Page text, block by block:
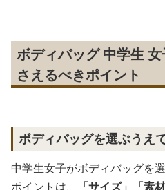
ボディバッグ 中学生
さえるべきポイント
ボディバッグを選ぶうえ
中学生女子がボディバッグを
ポイントは、
「サイズ」「素